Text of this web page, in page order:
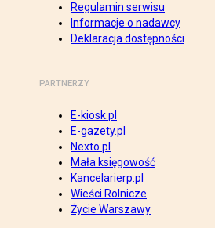
Regulamin serwisu
Informacje o nadawcy
Deklaracja dostępności
PARTNERZY
E-kiosk.pl
E-gazety.pl
Nexto.pl
Mała księgowość
Kancelarierp.pl
Wieści Rolnicze
Życie Warszawy